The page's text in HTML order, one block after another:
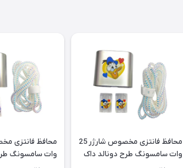
محافظ فانتزی مخصوص شارژر 25
وات سامسونگ طرح دونالد داک
وات سامسونگ